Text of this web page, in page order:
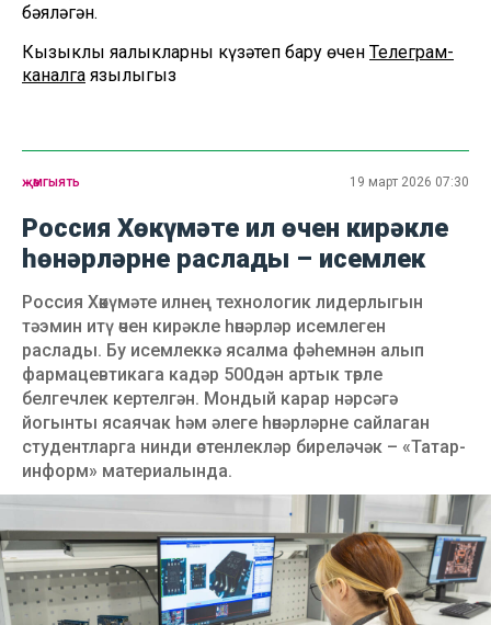
бәяләгән.
Кызыклы яңалыкларны күзәтеп бару өчен Телеграм-
каналга язылыгыз
җәмгыять 19 март 2026 07:30
Россия Хөкүмәте ил өчен кирәкле
һөнәрләрне раслады – исемлек
Россия Хөкүмәте илнең технологик лидерлыгын
тәэмин итү өчен кирәкле һөнәрләр исемлеген
раслады. Бу исемлеккә ясалма фәһемнән алып
фармацевтикага кадәр 500дән артык төрле
белгечлек кертелгән. Мондый карар нәрсәгә
йогынты ясаячак һәм әлеге һөнәрләрне сайлаган
студентларга нинди өстенлекләр биреләчәк – «Татар-
информ» материалында.